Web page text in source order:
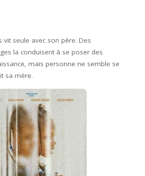
vit seule avec son père. Des
la conduisent à se poser des
mais personne ne semble se
sa mère.